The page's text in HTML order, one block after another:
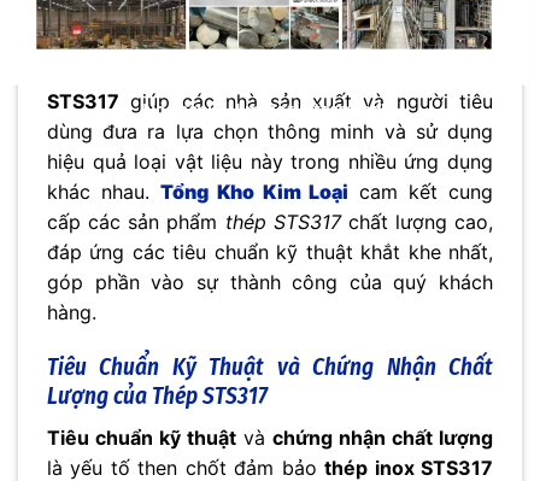
sạch.
STS317 giúp các nhà sản xuất và người tiêu
dùng đưa ra lựa chọn thông minh và sử dụng
hiệu quả loại vật liệu này trong nhiều ứng dụng
khác nhau. Tổng Kho Kim Loại cam kết cung
cấp các sản phẩm thép STS317chất lượng cao,
đáp ứng các tiêu chuẩn kỹ thuật khắt khe nhất,
góp phần vào sự thành công của quý khách
hàng.
Tiêu Chuẩn Kỹ Thuật và Chứng Nhận Chất
Lượng của Thép STS317
Tiêu chuẩn kỹ thuật và chứng nhận chất lượng
là yếu tố then chốt đảm bảothép inox STS317
No thanks, I’m not interested!